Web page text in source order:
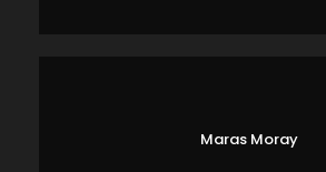
Maras Moray